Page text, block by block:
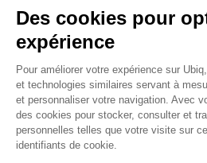
1 annonces de
louer à Évry-
(91080)
Des cookies pour
expérience
Plateforme de
Pour améliorer votre expérience sur
et technologies similaires servant à
et personnaliser votre navigation. Avec
des cookies pour stocker, consulter et
personnelles telles que votre visite sur
identifiants de cookie.